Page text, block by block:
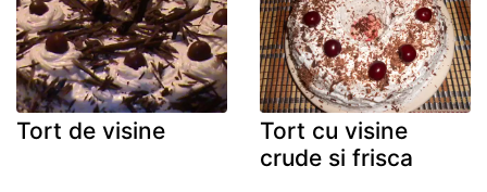
Tort de visine
Tort cu visine
crude si frisca